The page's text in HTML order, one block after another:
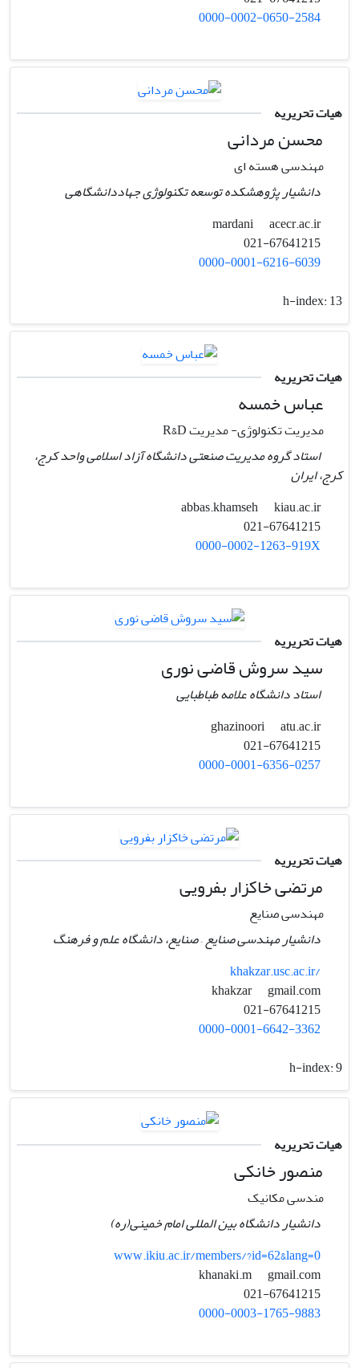
0000-0002-0650-2584
هیات تحریریه
محسن مردانی
مهندسی هسته ای
دانشیار پژوهشکده توسعه تکنولوژی جهاددانشگاهی
mardani
acecr.ac.ir
0000-0001-6216-6039
h-index:13
هیات تحریریه
عباس خمسه
مدیریت تکنولوژی- مدیریت R&D
استاد گروه مدیریت صنعتی دانشگاه آزاد اسلامی واحد کرج،
کرج، ایران
abbas.khamseh
kiau.ac.ir
0000-0002-1263-919X
هیات تحریریه
سید سروش قاضی نوری
استاد دانشگاه علامه طباطبایی
ghazinoori
atu.ac.ir
0000-0001-6356-0257
هیات تحریریه
مرتضی خاکزار بفرویی
مهندسی صنایع
دانشیار مهندسی صنایع – صنایع، دانشگاه علم و فرهنگ
khakzar.usc.ac.ir/
gmail.com
0000-0001-6642-3362
h-index:9
هیات تحریریه
منصور خانکی
مندسی مکانیک
دانشیار دانشگاه بین المللی امام خمینی(ره)
www.ikiu.ac.ir/members/?id=62&lang=0
gmail.com
0000-0003-1765-9883